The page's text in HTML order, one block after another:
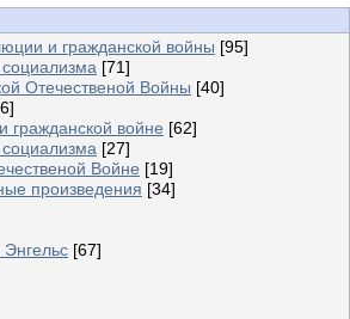
и гражданской войны [95]
[71]
Отечественой Войны [40]
гражданской войне [62]
[27]
Войне [19]
произведения [34]
[67]